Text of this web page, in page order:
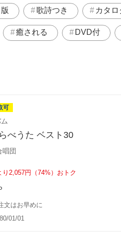
歌詩つき カタ
癒される DVD付
可
べうた ベスト30
唱団
り2,057円（74%）おトク
文はお早めに
01/01